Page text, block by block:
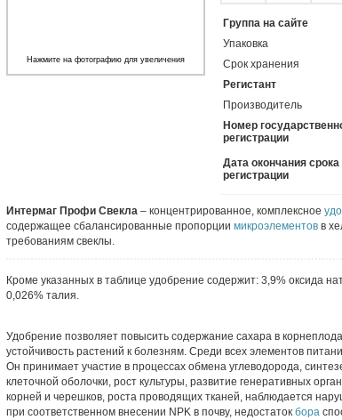
Группа на сайте
Упаковка
Срок хранения
Регистант
Производитель
Номер
регистрации
Дата окончания срока
регистрации
Нажмите на фотографию для увеличения
Интермаг Профи Свекла – концентрированное, комплексное
содержащее сбалансированные пропорции микроэлементов в
требованиям свеклы.
Кроме указанных в таблице удобрение содержит: 3,9% оксида
0,026% талия.
Удобрение позволяет повысить содержание сахара в
устойчивость растений к болезням. Среди всех элементов
Он принимает участие в процессах обмена углеводорода,
клеточной оболочки, рост культуры, развитие генеративных
корней и черешков, роста проводящих тканей, наблюдается
при соответственном внесении NPK в почву, недостаток бора